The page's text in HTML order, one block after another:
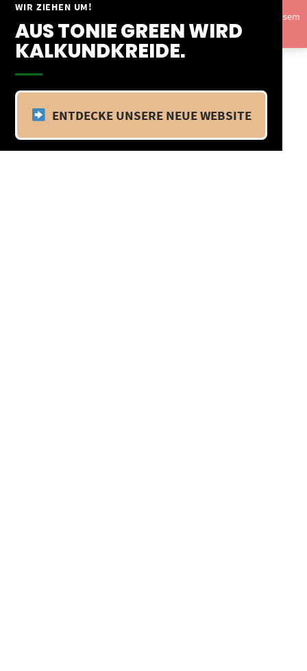
WIR ZIEHEN UM!
AUS TONIE GREEN WIRD
KALKUNDKREIDE.
ENTDECKE UNSERE NEUE WEBSITE
Springe
Inhalt
Vom 09.04.25 - 20.04.25 befinden wir uns im Betriebsurlaub. In diesem
Zeitraum findet kein Versand statt.Ausblenden